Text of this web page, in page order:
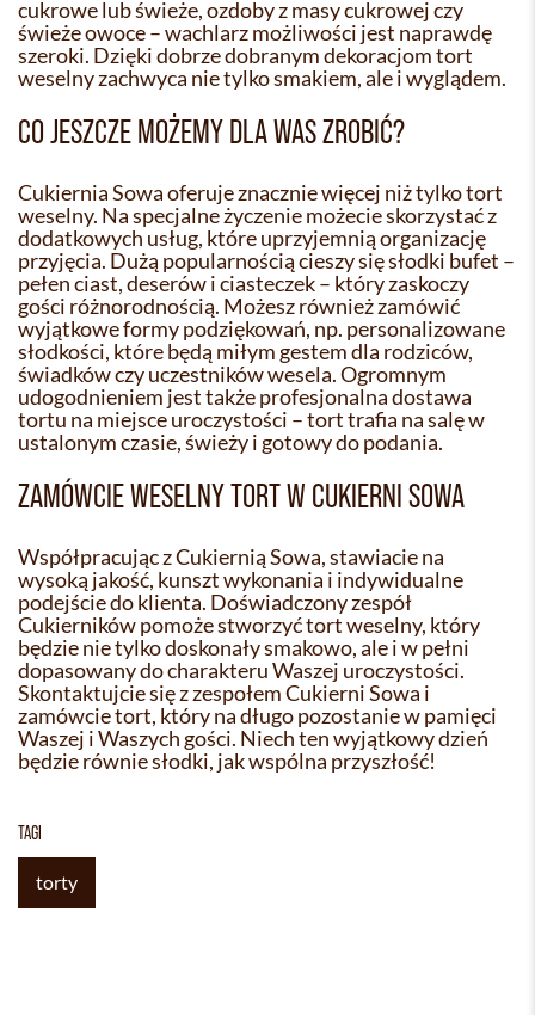
cukrowe lub świeże, ozdoby z masy cukrowej czy
świeże owoce – wachlarz możliwości jest naprawdę
szeroki. Dzięki dobrze dobranym dekoracjom tort
weselny zachwyca nie tylko smakiem, ale i wyglądem.
CO JESZCZE MOŻEMY DLA WAS ZROBIĆ?
Cukiernia Sowa oferuje znacznie więcej niż tylko tort
weselny. Na specjalne życzenie możecie skorzystać z
dodatkowych usług, które uprzyjemnią organizację
przyjęcia. Dużą popularnością cieszy się słodki bufet –
pełen ciast, deserów i ciasteczek – który zaskoczy
gości różnorodnością. Możesz również zamówić
wyjątkowe formy podziękowań, np. personalizowane
słodkości, które będą miłym gestem dla rodziców,
świadków czy uczestników wesela. Ogromnym
udogodnieniem jest także profesjonalna dostawa
tortu na miejsce uroczystości – tort trafia na salę w
ustalonym czasie, świeży i gotowy do podania.
ZAMÓWCIE WESELNY TORT W CUKIERNI SOWA
Współpracując z Cukiernią Sowa, stawiacie na
wysoką jakość, kunszt wykonania i indywidualne
podejście do klienta. Doświadczony zespół
Cukierników pomoże stworzyć tort weselny, który
będzie nie tylko doskonały smakowo, ale i w pełni
dopasowany do charakteru Waszej uroczystości.
Skontaktujcie się z zespołem Cukierni Sowa i
zamówcie tort, który na długo pozostanie w pamięci
Waszej i Waszych gości. Niech ten wyjątkowy dzień
będzie równie słodki, jak wspólna przyszłość!
TAGI
torty